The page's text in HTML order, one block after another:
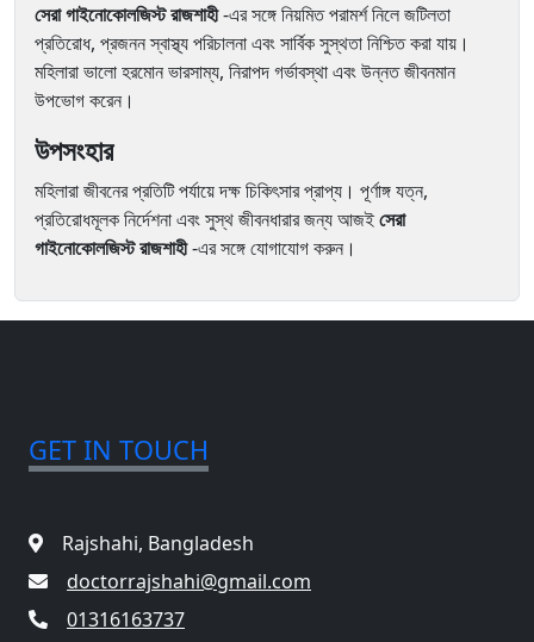
সেরা গাইনোকোলজিস্ট রাজশাহী-এর সঙ্গে নিয়মিত পরামর্শ নিলে জটিলতা
প্রতিরোধ, প্রজনন স্বাস্থ্য পরিচালনা এবং সার্বিক সুস্থতা নিশ্চিত করা যায়।
মহিলারা ভালো হরমোন ভারসাম্য, নিরাপদ গর্ভাবস্থা এবং উন্নত জীবনমান
উপভোগ করেন।
উপসংহার
মহিলারা জীবনের প্রতিটি পর্যায়ে দক্ষ চিকিৎসার প্রাপ্য। পূর্ণাঙ্গ যত্ন,
প্রতিরোধমূলক নির্দেশনা এবং সুস্থ জীবনধারার জন্য আজইসেরা
গাইনোকোলজিস্ট রাজশাহী-এর সঙ্গে যোগাযোগ করুন।
GET IN TOUCH
Rajshahi, Bangladesh
doctorrajshahi@gmail.com
01316163737